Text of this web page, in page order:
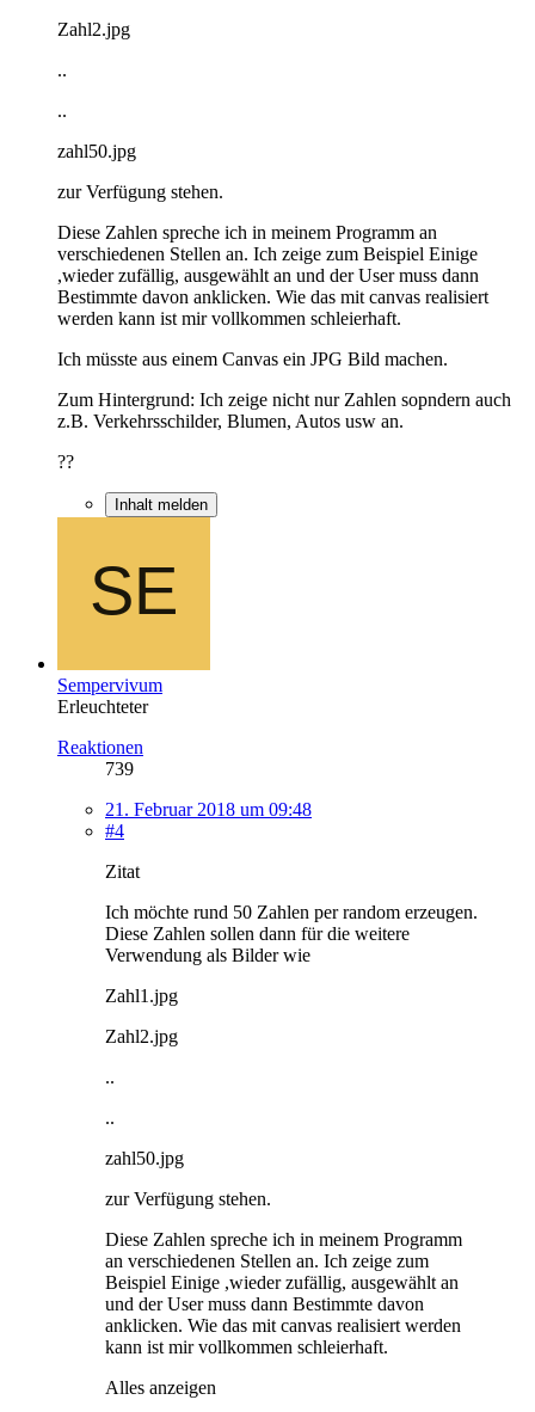
Zahl2.jpg
..
..
zahl50.jpg
zur Verfügung stehen.
Diese Zahlen spreche ich in meinem Programm an
verschiedenen Stellen an. Ich zeige zum Beispiel Einige
,wieder zufällig, ausgewählt an und der User muss dann
Bestimmte davon anklicken. Wie das mit canvas realisiert
werden kann ist mir vollkommen schleierhaft.
Ich müsste aus einem Canvas ein JPG Bild machen.
Zum Hintergrund: Ich zeige nicht nur Zahlen sopndern auch
z.B. Verkehrsschilder, Blumen, Autos usw an.
??
Inhalt melden
Sempervivum
Erleuchteter
Reaktionen
739
21. Februar 2018 um 09:48
#4
Zitat
Ich möchte rund 50 Zahlen per random erzeugen.
Diese Zahlen sollen dann für die weitere
Verwendung als Bilder wie
Zahl1.jpg
Zahl2.jpg
..
..
zahl50.jpg
zur Verfügung stehen.
Diese Zahlen spreche ich in meinem Programm
an verschiedenen Stellen an. Ich zeige zum
Beispiel Einige ,wieder zufällig, ausgewählt an
und der User muss dann Bestimmte davon
anklicken. Wie das mit canvas realisiert werden
kann ist mir vollkommen schleierhaft.
Alles anzeigen